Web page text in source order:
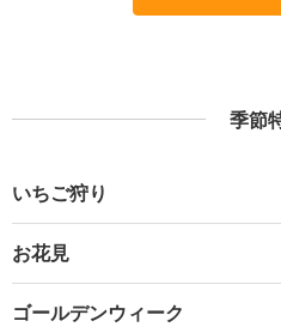
季節
いちご狩り
お花見
ゴールデンウィーク